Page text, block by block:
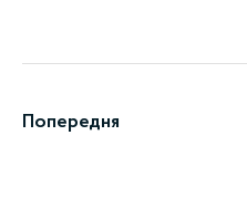
Попередня